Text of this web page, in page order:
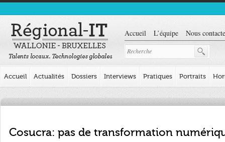
Accueil L’équipe Nous
Accueil Actualités Dossiers Interviews Pratiques Portraits
Cosucra: pas de transformation